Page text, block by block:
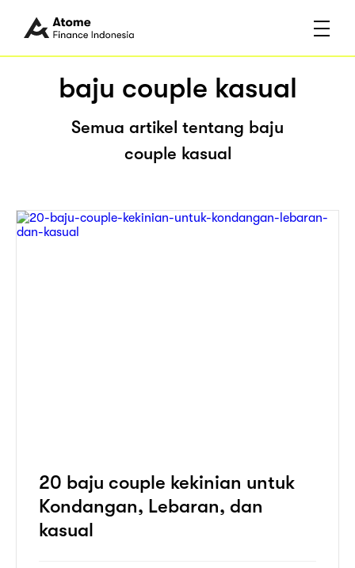
baju couple kasual
Semua artikel tentang baju
couple kasual
20 baju couple kekinian untuk
Kondangan, Lebaran, dan
kasual